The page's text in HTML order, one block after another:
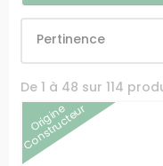
Pertinence
De 1 à 48 sur 114
Origine
Constructeur